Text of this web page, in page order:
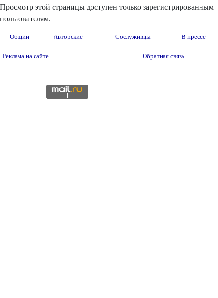
Просмотр этой страницы доступен только зарегистрированным
пользователям.
Общий Авторские Сослуживцы В прессе
Реклама на сайте Обратная связь